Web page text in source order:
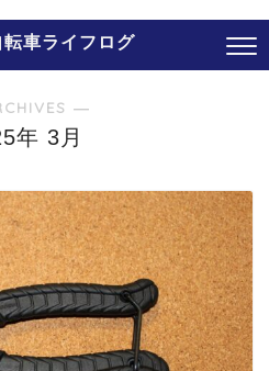
車ライフログ
―
年 3月